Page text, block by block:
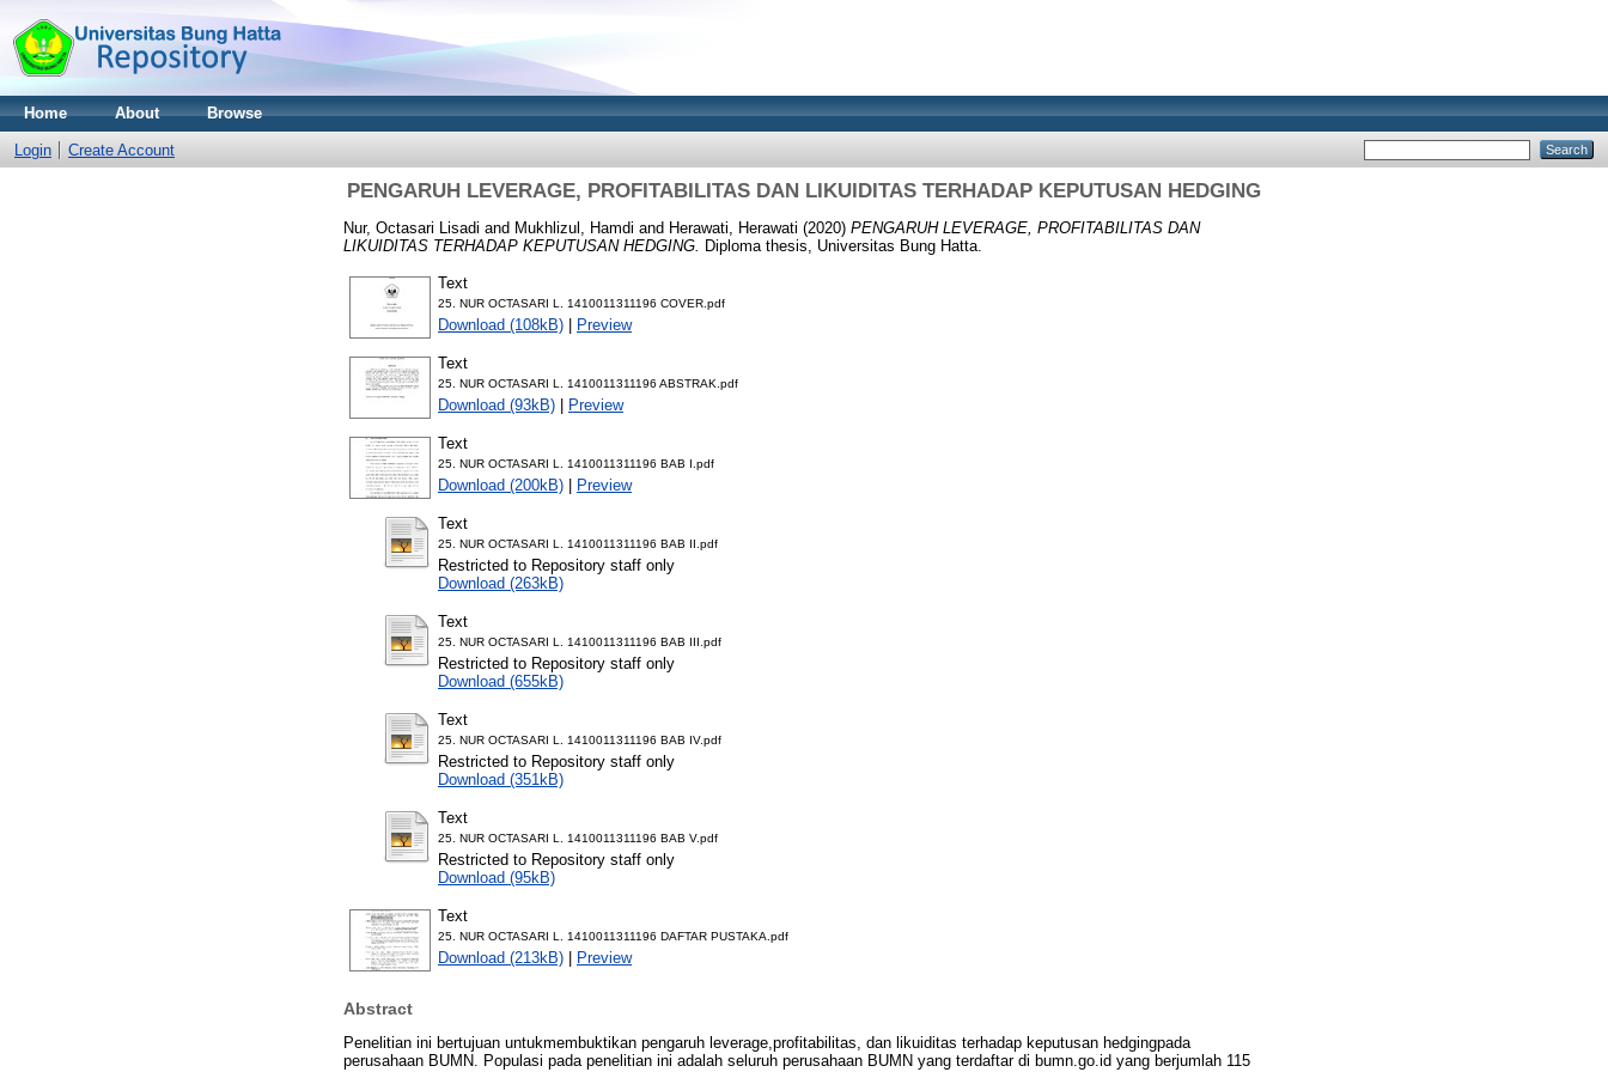
Home About Browse
Login Create Account
PENGARUH LEVERAGE, PROFITABILITAS DAN LIKUIDITAS TERHADAP KEPUTUSAN HEDGING
Nur, Octasari Lisadi and Mukhlizul, Hamdi and Herawati, Herawati (2020) PENGARUH LEVERAGE, PROFITABILITAS DAN
LIKUIDITAS TERHADAP KEPUTUSAN HEDGING.
Diploma thesis, Universitas Bung Hatta.
Text
25. NUR OCTASARI L. 1410011311196 COVER.pdf
Download (108kB) | Preview
Text
25. NUR OCTASARI L. 1410011311196 ABSTRAK.pdf
Download (93kB) | Preview
Text
25. NUR OCTASARI L. 1410011311196 BAB I.pdf
Download (200kB) | Preview
Text
25. NUR OCTASARI L. 1410011311196 BAB II.pdf
Restricted to Repository staff only
Download (263kB)
Text
25. NUR OCTASARI L. 1410011311196 BAB III.pdf
Restricted to Repository staff only
Download (655kB)
Text
25. NUR OCTASARI L. 1410011311196 BAB IV.pdf
Restricted to Repository staff only
Download (351kB)
Text
25. NUR OCTASARI L. 1410011311196 BAB V.pdf
Restricted to Repository staff only
Download (95kB)
Text
25. NUR OCTASARI L. 1410011311196 DAFTAR PUSTAKA.pdf
Download (213kB) | Preview
Abstract
Penelitian ini bertujuan untukmembuktikan pengaruh leverage,profitabilitas, dan likuiditas terhadap keputusan hedgingpada
perusahaan BUMN. Populasi pada penelitian ini adalah seluruh perusahaan BUMN yang terdaftar di bumn.go.id yang berjumlah 115